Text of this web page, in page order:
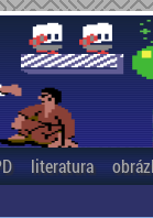
literatura